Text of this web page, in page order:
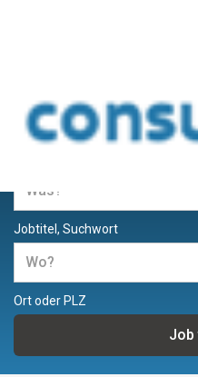
Jobs und
Berater und
Jobtitel, Suchwort
Ort oder PLZ